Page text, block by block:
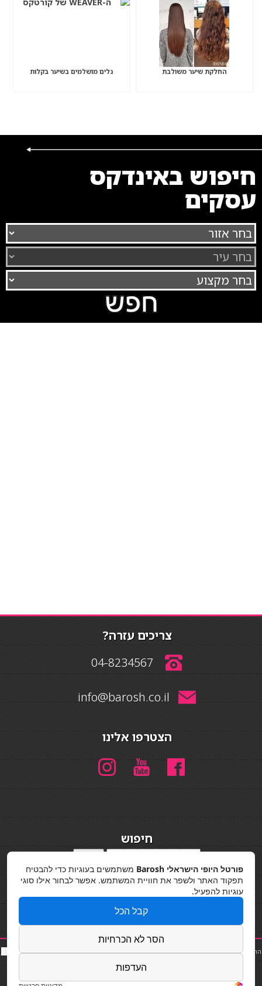
החלקת שיער משולבת גלים מושלמים בשיער בקלות
חיפוש באינדקס
עסקים
צריכים עזרה?
04-8234567
info@barosh.co.il
הצטרפו אלינו
חיפוש
מדיניות פרטיות
החלקות שיער|תאורה לבית|פאות ותוספות שיער|נייל סטודיו|תוספות שיער|שף פרטי|כ
סאות
פורטל היופי הישראלי Barosh
משתמשים בעוגיות כדי להבטיח
תפקוד האתר ולשפר את חוויית המשתמש. אפשר לבחור אילו סוגי
עוגיות להפעיל.
קבל הכל
הסר לא הכרחיות
העדפות